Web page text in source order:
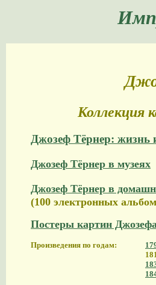
Коллекция
Джозеф Тёрнер: жизнь
Джозеф Тёрнер в музеях
Джозеф Тёрнер в
(100 электронных
Постеры картин
Произведения по годам: